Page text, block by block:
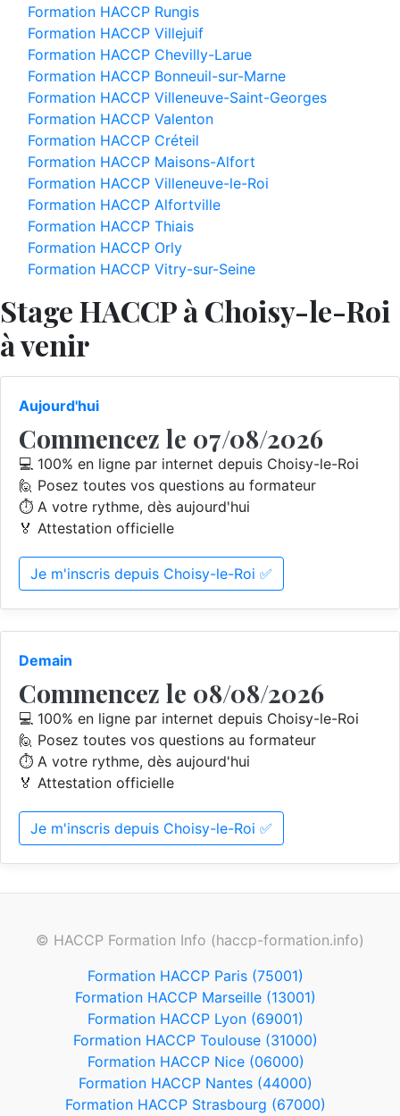
Formation HACCP Rungis
Formation HACCP Villejuif
Formation HACCP Chevilly-Larue
Formation HACCP Bonneuil-sur-Marne
Formation HACCP Villeneuve-Saint-Georges
Formation HACCP Valenton
Formation HACCP Créteil
Formation HACCP Maisons-Alfort
Formation HACCP Villeneuve-le-Roi
Formation HACCP Alfortville
Formation HACCP Thiais
Formation HACCP Orly
Formation HACCP Vitry-sur-Seine
Stage HACCP à Choisy-le-Roi
à venir
Aujourd'hui
Commencez le 07/08/2026
💻 100% en ligne par internet depuis Choisy-le-Roi
🙋 Posez toutes vos questions au formateur
⏱️ A votre rythme, dès aujourd'hui
🏅 Attestation officielle
Je m'inscris depuis Choisy-le-Roi ✅
Demain
Commencez le 08/08/2026
💻 100% en ligne par internet depuis Choisy-le-Roi
🙋 Posez toutes vos questions au formateur
⏱️ A votre rythme, dès aujourd'hui
🏅 Attestation officielle
Je m'inscris depuis Choisy-le-Roi ✅
© HACCP Formation Info (haccp-formation.info)
Formation HACCP Paris (75001)
Formation HACCP Marseille (13001)
Formation HACCP Lyon (69001)
Formation HACCP Toulouse (31000)
Formation HACCP Nice (06000)
Formation HACCP Nantes (44000)
Formation HACCP Strasbourg (67000)